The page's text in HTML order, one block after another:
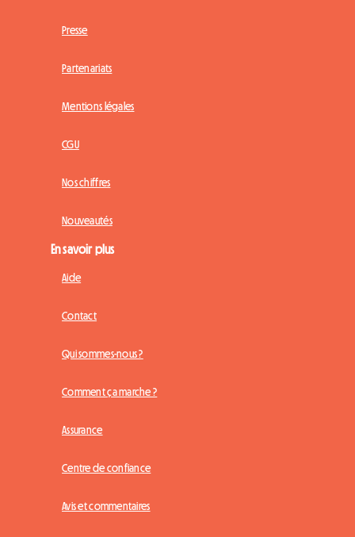
Presse
Partenariats
Mentions légales
CGU
Nos chiffres
Nouveautés
En savoir plus
Aide
Contact
Qui sommes-nous ?
Comment ça marche ?
Assurance
Centre de confiance
Avis et commentaires